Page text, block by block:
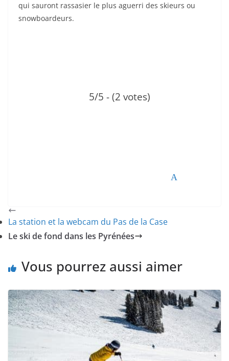
qui sauront rassasier le plus aguerri des skieurs ou
snowboardeurs.
5/5 - (2 votes)
La station et la webcam du Pas de la Case
Le ski de fond dans les Pyrénées
Vous pourrez aussi aimer